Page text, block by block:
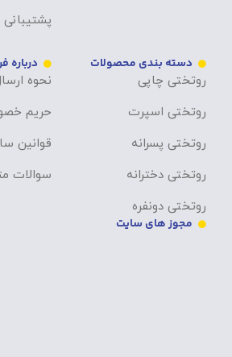
دسته بندی محصولات
روتختی چاپی
روتختی اسپرت
روتختی پسرانه
روتختی دخترانه
روتختی دونفره
درباره
نحوه
حریم
قوانین
سوالات
مجوز های سایت